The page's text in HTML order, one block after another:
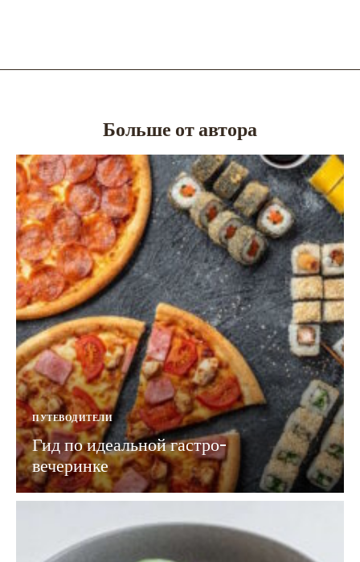
Больше от автора
ПУТЕВОДИТЕЛИ
Гид по идеальной гастро-
вечеринке